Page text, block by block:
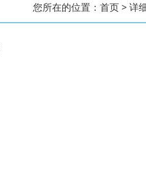
您所在的位置： 首页> 详